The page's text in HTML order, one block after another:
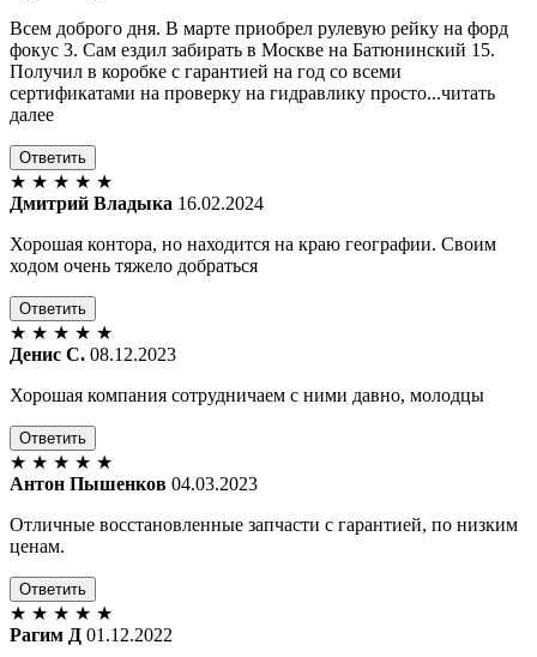
Всем доброго дня. В марте приобрел рулевую рейку на форд
фокус 3. Сам ездил забирать в Москве на Батюнинский 15.
Получил в коробке с гарантией на год со всеми
сертификатами на проверку на гидравлику просто...читать
далее
Ответить
★ ★ ★ ★ ★
Дмитрий Владыка 16.02.2024
Хорошая контора, но находится на краю географии. Своим
ходом очень тяжело добраться
Ответить
★ ★ ★ ★ ★
Денис С. 08.12.2023
Хорошая компания сотрудничаем с ними давно, молодцы
Ответить
★ ★ ★ ★ ★
Антон Пышенков 04.03.2023
Отличные восстановленные запчасти с гарантией, по низким
ценам.
Ответить
★ ★ ★ ★ ★
Рагим Д 01.12.2022